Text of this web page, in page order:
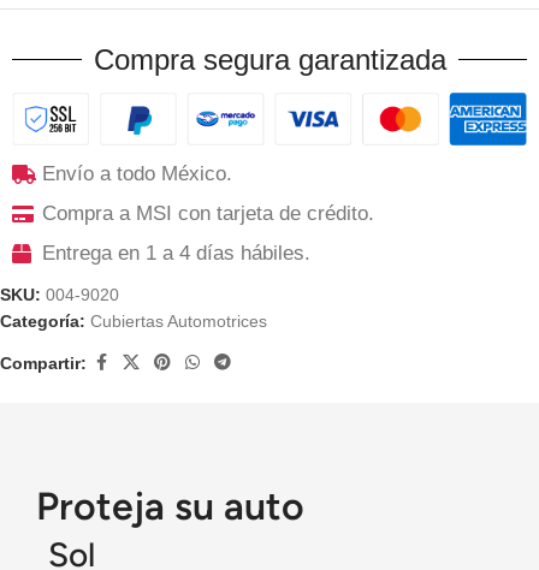
Compra segura garantizada
Envío a todo México.
Compra a MSI con tarjeta de crédito.
Entrega en 1 a 4 días hábiles.
SKU: 004-9020
Categoría: Cubiertas Automotrices
Compartir:
Proteja su auto
Sol